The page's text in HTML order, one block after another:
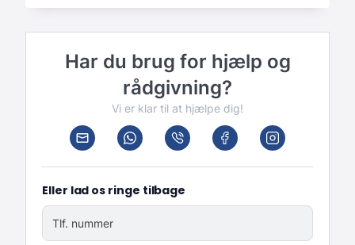
Har du brug for hjælp og
rådgivning?
Vi er klar til at hjælpe dig!
Eller lad os ringe tilbage
Tlf. nummer